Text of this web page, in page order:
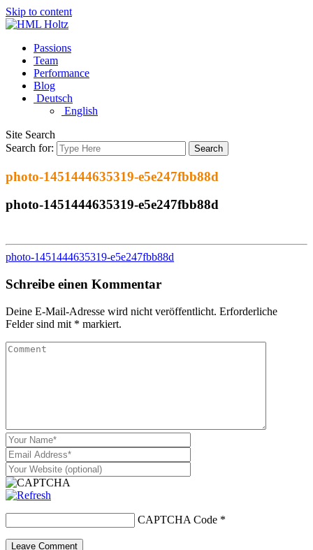
Skip to content
Passions
Team
Performance
Blog
Deutsch
English
Site Search
Search for:
Search
photo-1451444635319-e5e247fbb88d
photo-1451444635319-e5e247fbb88d
photo-1451444635319-e5e247fbb88d
Schreibe einen Kommentar
Deine E-Mail-Adresse wird nicht veröffentlicht. Erforderliche
Felder sind mit * markiert.
CAPTCHA Code *